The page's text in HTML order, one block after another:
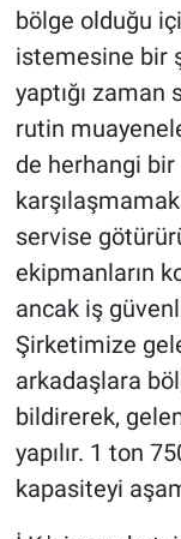
bölge olduğu
istemesine bir
yaptığı zaman
rutin
de herhangi
servise
ekipmanların
ancak iş
Şirketimize
arkadaşlara
bildirerek,
yapılır. 1 ton
kapasiteyi